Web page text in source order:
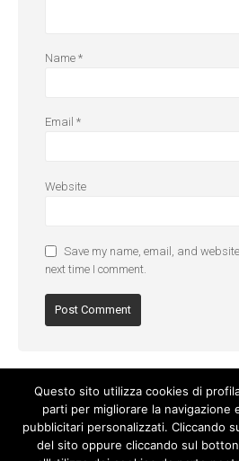
Name *
Email *
Website
Save my name, email, and
next time I comment.
Questo sito utilizza cookies di
parti per migliorare la navigazione
pubblicitari personalizzati. Cliccando
del sito oppure cliccando sul